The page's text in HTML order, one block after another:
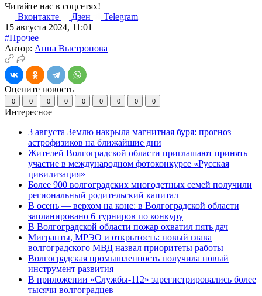
Читайте нас в соцсетях!
Вконтакте
Дзен
Telegram
15 августа 2024, 11:01
#Прочее
Автор: Анна Выстропова
Оцените новость
0 0 0 0 0 0 0 0 0
Интересное
3 августа Землю накрыла магнитная буря: прогноз
астрофизиков на ближайшие дни
Жителей Волгоградской области приглашают принять
участие в международном фотоконкурсе «Русская
цивилизация»
Более 900 волгоградских многодетных семей получили
региональный родительский капитал
В осень — верхом на коне: в Волгоградской области
запланировано 6 турниров по конкуру
В Волгоградской области пожар охватил пять дач
Мигранты, МРЭО и открытость: новый глава
волгоградского МВД назвал приоритеты работы
Волгоградская промышленность получила новый
инструмент развития
В приложении «Службы-112» зарегистрировались более
тысячи волгоградцев